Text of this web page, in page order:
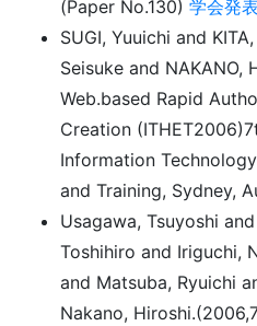
(Paper No.130) 学会発表
SUGI, Yuuichi and
Seisuke and NAKANO,
Web.based Rapid
Creation
Information
and Training, Sydney,
Usagawa, Tsuyoshi
Toshihiro and Iriguchi,
and Matsuba, Ryuichi
Nakano,